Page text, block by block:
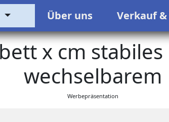
Über uns Verkauf &
x cm
wechselbarem
Werbepräsentation